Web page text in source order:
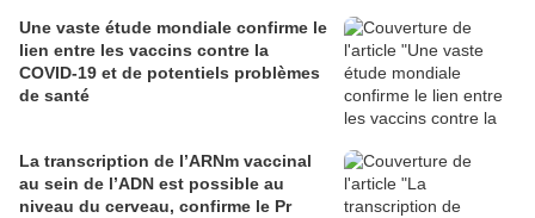
Une vaste étude mondiale confirme le
lien entre les vaccins contre la
COVID-19 et de potentiels problèmes
de santé
La transcription de l’ARNm vaccinal
au sein de l’ADN est possible au
niveau du cerveau, confirme le Pr